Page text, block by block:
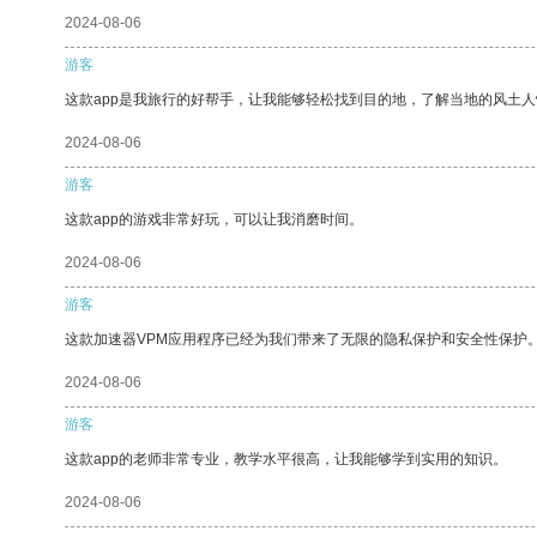
2024-08-06
游客
这款app是我旅行的好帮手，让我能够轻松找到目的地，了解当地的风土
2024-08-06
游客
这款app的游戏非常好玩，可以让我消磨时间。
2024-08-06
游客
这款加速器VPM应用程序已经为我们带来了无限的隐私保护和安全性保护
2024-08-06
游客
这款app的老师非常专业，教学水平很高，让我能够学到实用的知识。
2024-08-06